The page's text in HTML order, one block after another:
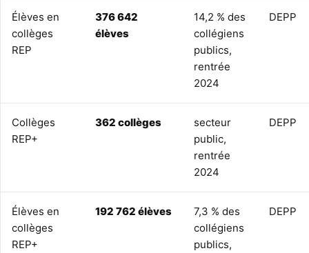
Élèves en
collèges
REP
376 642
élèves
14,2 % des
collégiens
publics,
rentrée
2024
DEPP
Collèges
REP+
362 collèges
secteur
public,
rentrée
2024
DEPP
Élèves en
collèges
REP+
192 762 élèves
7,3 % des
collégiens
publics,
DEPP